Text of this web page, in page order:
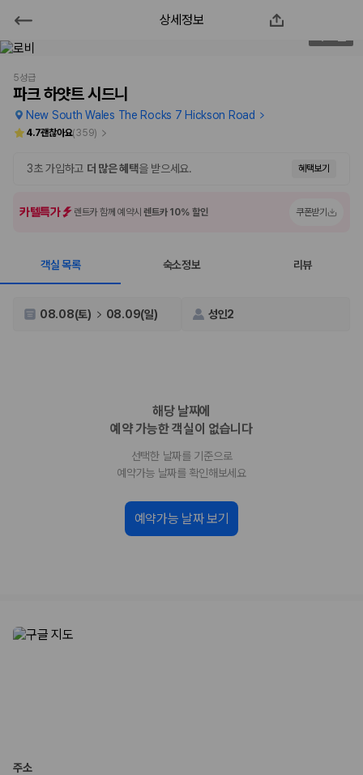
파크 하얏트 시드니
2000만 이용고객이 선택한 제주 렌트카 가격비교 플랫폼
제주렌트카 가격비교는 카모아에서 한 번에
제주도 렌트카는 업체마다 차량 가격, 보험 조건, 면책금, 보상 한도, 인수
장소, 취소 규정이 다릅니다. 카모아는 여러 제주 렌트카 업체의 조건을 한
경차, 소형, 준중형, 중형, SUV, 승합차 등 여행
인원에 맞는 차종별 가격을 비교합니다.
제주공항 인수 조건 비교: 셔틀 이동, 인수 위치, 반납 편의성을 함께
비교 후 원하는 차량을 바로 예약할 수 있습니다.
제주렌트카 실시간 가격비교 바로가기
제주렌트카 최저가는 차량 기본요금만으로 판단하기 어렵습니다. 보험 포
수준을 선택할 수 있습니다.
상세정보
5성급
파크 하얏트 시드니
New South Wales The Rocks 7 Hickson Road
4.7괜찮아요(359)
3초 가입하고 더 많은 혜택을 받으세요. 혜택보기
카텔특가 렌트카 함께 예약시렌트카 10% 할인 쿠폰받기
객실 목록 숙소정보 리뷰
08.08(토) 08.09(일) 성인2
해당 날짜에
예약 가능한 객실이 없습니다
선택한 날짜를 기준으로
예약가능 날짜를 확인해보세요
예약가능 날짜 보기
주소